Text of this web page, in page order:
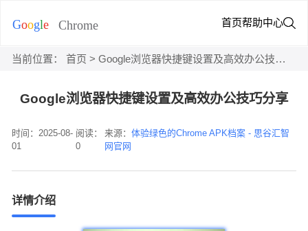
首页帮助中心
当前位置： 首页 > Google浏览器快捷键设置及高效办公技巧分享
Google浏览器快捷键设置及高效办公技巧分享
时间：2025-08-
01
阅读：
0
来源：体验绿色的Chrome APK档案 - 思谷汇智
网官网
详情介绍